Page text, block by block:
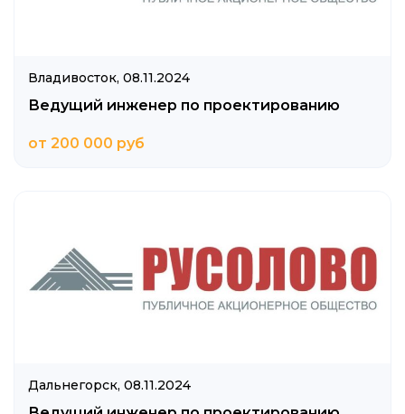
Владивосток, 08.11.2024
Ведущий инженер по проектированию
от 200 000 руб
Дальнегорск, 08.11.2024